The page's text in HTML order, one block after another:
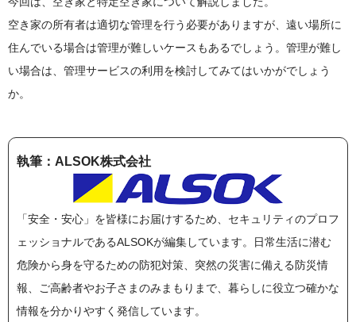
空き家の所有者は適切な管理を行う必要がありますが、遠い場所に
住んでいる場合は管理が難しいケースもあるでしょう。管理が難し
い場合は、管理サービスの利用を検討してみてはいかがでしょう
か。
執筆：ALSOK株式会社
「安全・安心」を皆様にお届けするため、セキュリティのプロフ
ェッショナルであるALSOKが編集しています。日常生活に潜む
危険から身を守るための防犯対策、突然の災害に備える防災情
報、ご高齢者やお子さまのみまもりまで、暮らしに役立つ確かな
情報を分かりやすく発信しています。